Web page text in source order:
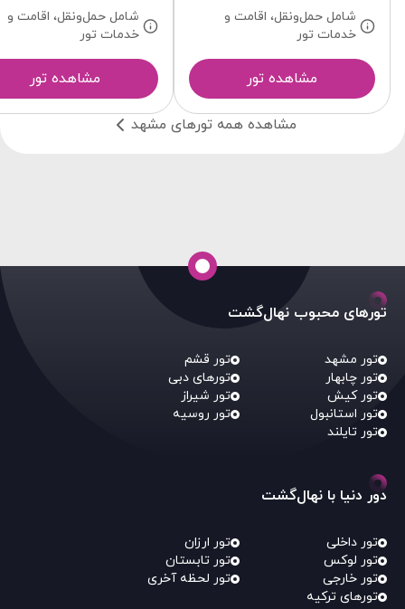
شامل حمل‌ونقل، اقامت و
خدمات تور
مشاهده تور
شامل حمل‌ونقل، اقامت و
خدمات تور
مشاهده تور
مشاهده همه تور‌های مشهد
تورهای محبوب نهال‌گشت
تور مشهد
تور قشم
تور چابهار
تورهای دبی
تور کیش
تور شیراز
تور استانبول
تور روسیه
تور تایلند
دور دنیا با نهال‌گشت
تور داخلی
تور ارزان
تور لوکس
تور تابستان
تور خارجی
تور لحظه آخری
تورهای ترکیه